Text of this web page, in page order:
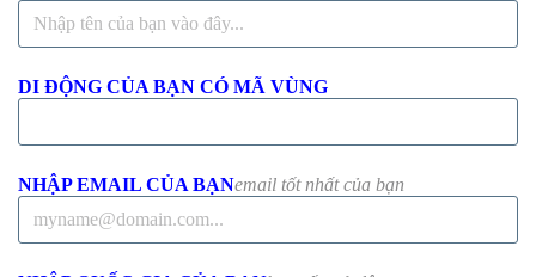
DI ĐỘNG CỦA BẠN CÓ MÃ VÙNG
NHẬP EMAIL CỦA BẠNemail tốt nhất của bạn